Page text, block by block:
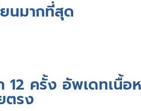
นมากที่สุด
ครั้ง อัพเดทเนื้อ
ตรง